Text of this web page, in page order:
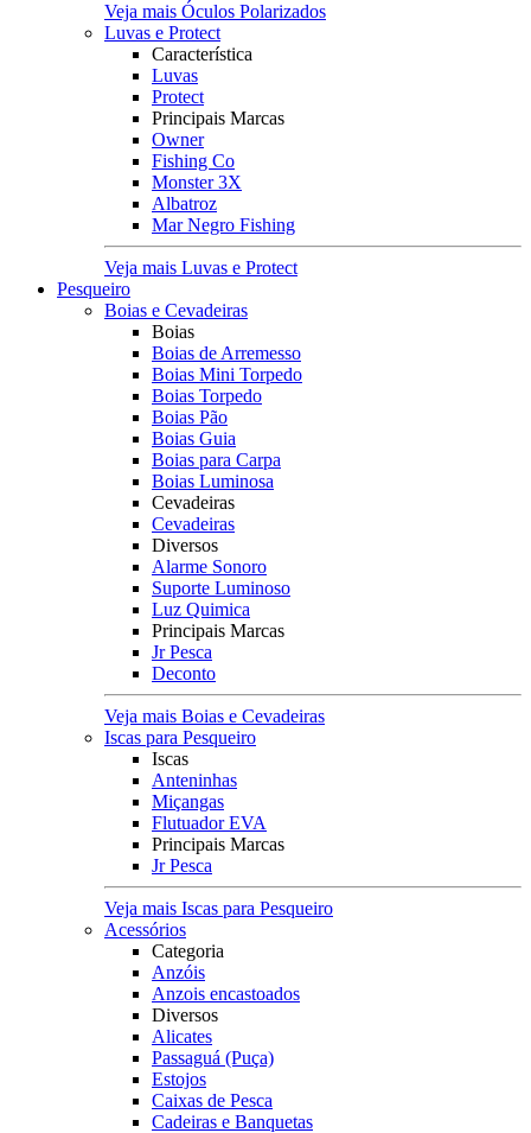
Veja mais Óculos Polarizados
Luvas e Protect
Característica
Luvas
Protect
Principais Marcas
Owner
Fishing Co
Monster 3X
Albatroz
Mar Negro Fishing
Veja mais Luvas e Protect
Pesqueiro
Boias e Cevadeiras
Boias
Boias de Arremesso
Boias Mini Torpedo
Boias Torpedo
Boias Pão
Boias Guia
Boias para Carpa
Boias Luminosa
Cevadeiras
Cevadeiras
Diversos
Alarme Sonoro
Suporte Luminoso
Luz Quimica
Principais Marcas
Jr Pesca
Deconto
Veja mais Boias e Cevadeiras
Iscas para Pesqueiro
Iscas
Anteninhas
Miçangas
Flutuador EVA
Principais Marcas
Jr Pesca
Veja mais Iscas para Pesqueiro
Acessórios
Categoria
Anzóis
Anzois encastoados
Diversos
Alicates
Passaguá (Puça)
Estojos
Caixas de Pesca
Cadeiras e Banquetas